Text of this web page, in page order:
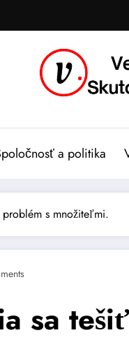
a politika
s množiteľmi.
sa